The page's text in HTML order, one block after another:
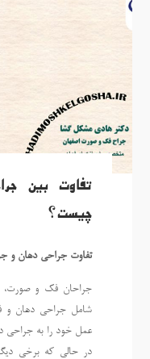
تفاوت بین
چیست؟
تفاوت جراحی دهان و
جراحان فک و صورت،
شامل جراحی دهان و
عمل خود را به
در حالی که برخی